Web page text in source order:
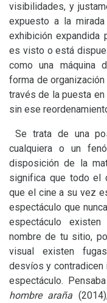
visibilidades, y
expuesto a la
exhibición expandida
es visto o está
como una máquina
forma de
través de la puesta
sin ese
Se trata de una
cualquiera o un
disposición de la
significa que todo el
que el cine a su vez
espectáculo que
espectáculo
nombre de tu sitio,
visual existen
desvíos y contradicen
espectáculo.
hombre araña